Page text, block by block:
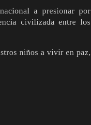
a presionar por
civilizada entre los
niños a vivir en paz,